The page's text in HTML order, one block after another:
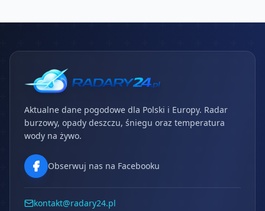
Aktualne dane pogodowe dla Polski i Europy. Radar
burzowy, opady deszczu, śniegu oraz temperatura
wody na żywo.
Obserwuj nas na Facebooku
kontakt@radary24.pl